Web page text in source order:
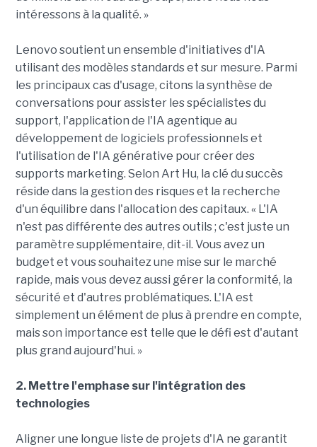
intéressons à la qualité. »
Lenovo soutient un ensemble d'initiatives d'IA
utilisant des modèles standards et sur mesure. Parmi
les principaux cas d'usage, citons la synthèse de
conversations pour assister les spécialistes du
support, l'application de l'IA agentique au
développement de logiciels professionnels et
l'utilisation de l'IA générative pour créer des
supports marketing. Selon Art Hu, la clé du succès
réside dans la gestion des risques et la recherche
d'un équilibre dans l'allocation des capitaux. « L'IA
n'est pas différente des autres outils ; c'est juste un
paramètre supplémentaire, dit-il. Vous avez un
budget et vous souhaitez une mise sur le marché
rapide, mais vous devez aussi gérer la conformité, la
sécurité et d'autres problématiques. L'IA est
simplement un élément de plus à prendre en compte,
mais son importance est telle que le défi est d'autant
plus grand aujourd'hui. »
2. Mettre l'emphase sur l'intégration des
technologies
Aligner une longue liste de projets d'IA ne garantit